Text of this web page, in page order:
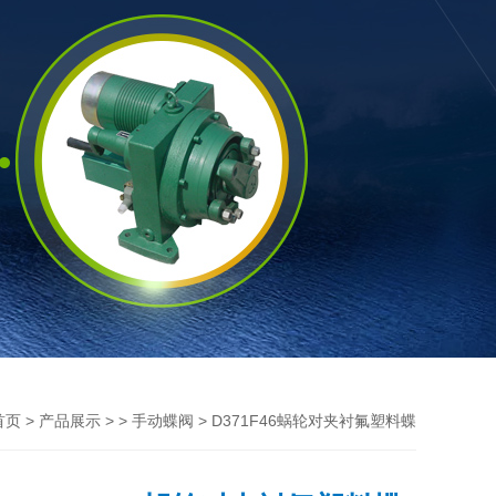
页 > 产品展示 > > 手动蝶阀 > D371F46蜗轮对夹衬氟塑料蝶